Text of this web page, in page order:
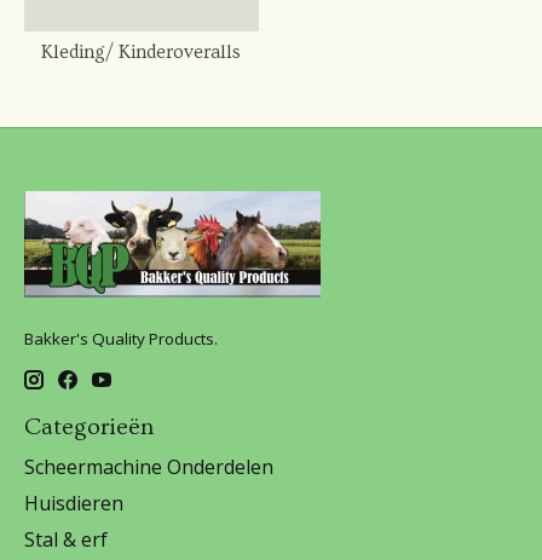
Kleding/ Kinderoveralls
Bakker's Quality Products.
Categorieën
Scheermachine Onderdelen
Huisdieren
Stal & erf